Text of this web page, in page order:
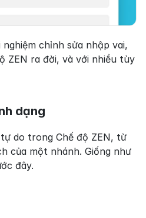
chỉnh sửa nhập vai,
ZEN ra đời, và với nhiều tùy
dạng
do trong Chế độ ZEN, từ
của một nhánh. Giống như
đây.